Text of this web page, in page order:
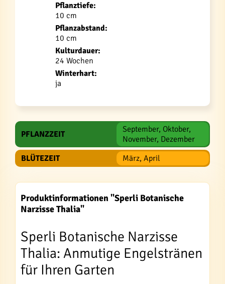
Pflanztiefe:
10 cm
Pflanzabstand:
10 cm
Kulturdauer:
24 Wochen
Winterhart:
ja
PFLANZZEIT
September, Oktober,
November, Dezember
BLÜTEZEIT
März, April
Produktinformationen "Sperli Botanische
Narzisse Thalia"
Sperli Botanische Narzisse
Thalia: Anmutige Engelstränen
für Ihren Garten